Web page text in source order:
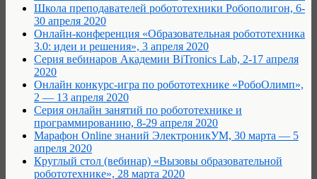
Школа преподавателей робототехники Робополигон, 6-
30 апреля 2020
Онлайн-конференция «Образовательная робототехника
3.0: идеи и решения», 3 апреля 2020
Серия вебинаров Академии BiTronics Lab, 2-17 апреля
2020
Онлайн конкурс-игра по робототехнике «РобоОлимп»,
2 — 13 апреля 2020
Серия онлайн занятий по робототехнике и
программированию, 8-29 апреля 2020
Марафон Online знаний ЭлектроникУМ, 30 марта — 5
апреля 2020
Круглый стол (вебинар) «Вызовы образовательной
робототехнике», 28 марта 2020